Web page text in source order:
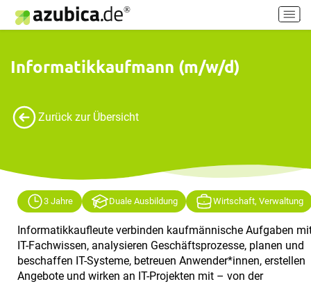
H
a
i
/
a
u
s
Informatikkaufmann (m/w/d)
Zurück zur Übersicht
3 Jahre Duale Ausbildung Wirtschaft, Verwaltung
Informatikkaufleute verbinden kaufmännische Aufgaben
IT-Fachwissen, analysieren Geschäftsprozesse, planen und
beschaffen IT-Systeme, betreuen Anwender*innen, erstellen
Angebote und wirken an IT-Projekten mit – von der